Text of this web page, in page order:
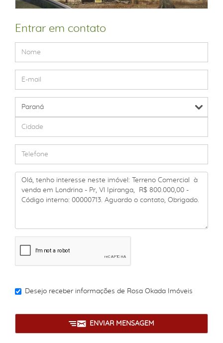
Entrar em contato
Desejo receber informações de Rosa Okada Imóveis
ENVIAR MENSAGEM